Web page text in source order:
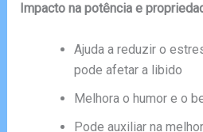
Impacto na potência e
Ajuda a reduzir o
pode afetar a libido
Melhora o humor e o
Pode auxiliar na